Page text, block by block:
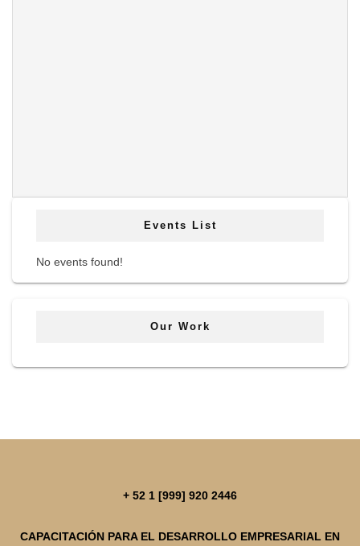
Events List
No events found!
Our Work
+ 52 1 [999] 920 2446
CAPACITACIÓN PARA EL DESARROLLO EMPRESARIAL EN